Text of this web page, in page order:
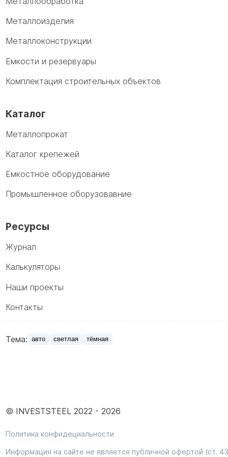
Металлоизделия
Металлоконструкции
Емкости и резервуары
Комплектация строительных объектов
Каталог
Металлопрокат
Каталог крепежей
Емкостное оборудование
Промышленное оборузовавние
Ресурсы
Журнал
Калькуляторы
Наши проекты
Контакты
Тема: авто светлая тёмная
© INVESTSTEEL 2022 - 2026
Политика конфидециальности
Информация на сайте не является публичной офертой (ст.